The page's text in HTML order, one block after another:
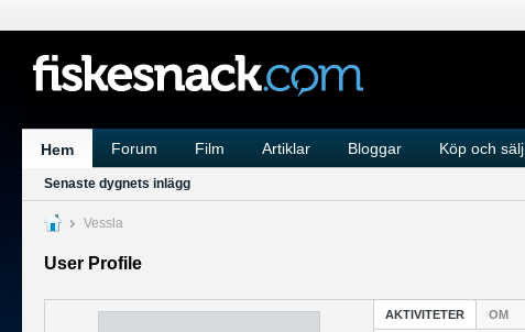
Hem Forum Film Artiklar Bloggar Köp och sälj
Senaste dygnets inlägg
Vessla
User Profile
AKTIVITETER OM